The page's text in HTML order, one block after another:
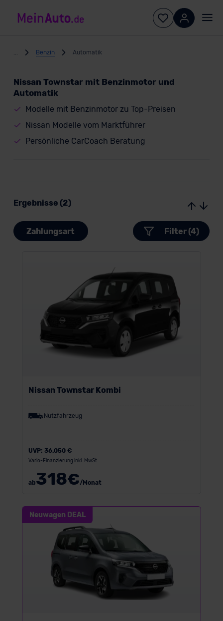
Benzin Automatik
Nissan Townstar mit Benzinmotor und
Automatik
Modelle mit Benzinmotor zu Top-Preisen
Nissan Modelle vom Marktführer
Persönliche CarCoach Beratung
Ergebnisse (2)
Zahlungsart Filter (4)
Nissan Townstar Kombi
Nutzfahrzeug
UVP: 36.050 €
Vario-Finanzierung inkl. MwSt.
ab318€/Monat
Neuwagen DEAL